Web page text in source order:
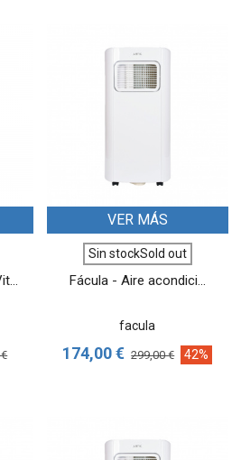
VER MÁS
Sin stockSold out
Fácula - Aire acondici...
facula
174,00 € 299,00 € 42%